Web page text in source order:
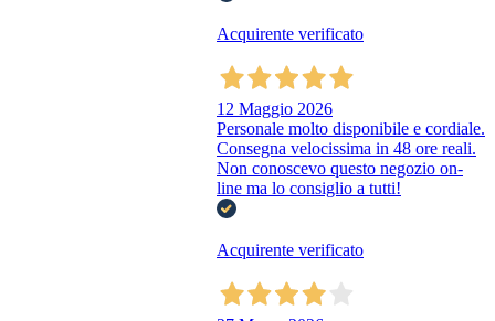
Acquirente verificato
12 Maggio 2026
Personale molto disponibile e cordiale.
Consegna velocissima in 48 ore reali.
Non conoscevo questo negozio on-
line ma lo consiglio a tutti!
Acquirente verificato